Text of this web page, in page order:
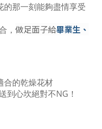
的那一刻能夠盡情享受
， 做足面子給畢業生、
合的乾燥花材
到心坎絕對不NG！